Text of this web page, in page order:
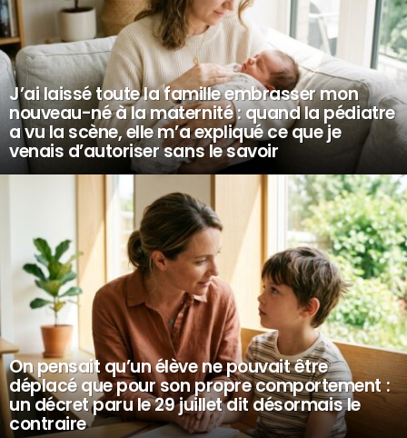
J’ai laissé toute la famille embrasser mon
nouveau-né à la maternité : quand la pédiatre
a vu la scène, elle m’a expliqué ce que je
venais d’autoriser sans le savoir
On pensait qu’un élève ne pouvait être
déplacé que pour son propre comportement :
un décret paru le 29 juillet dit désormais le
contraire